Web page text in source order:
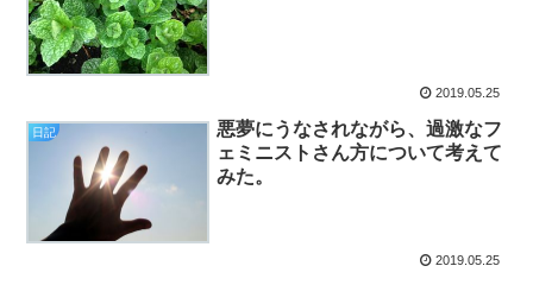
2019.05.25
日記
悪夢にうなされながら、過激なフ
ェミニストさん方について考えて
みた。
2019.05.25